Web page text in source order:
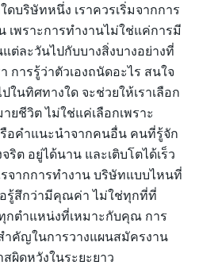
บริษัทหนึ่ง เราควรเริ่มจากการ
เพราะการทำงานไม่ใช่แค่การมี
ต่ละวันไปกับบางสิ่งบางอย่างที่
การรู้ว่าตัวเองถนัดอะไร สนใจ
ในทิศทางใด จะช่วยให้เราเลือก
ชีวิต ไม่ใช่แค่เลือกเพราะ
รือคำแนะนำจากคนอื่น คนที่รู้จัก
ริต อยู่ได้นาน และเติบโตได้เร็ว
จากการทำงาน บริษัทแบบไหนที่
รู้สึกว่ามีคุณค่า ไม่ใช่ทุกที่ที่
กตำแหน่งที่เหมาะกับคุณ การ
ำคัญในการวางแผนสมัครงาน
ผิดหวังในระยะยาว